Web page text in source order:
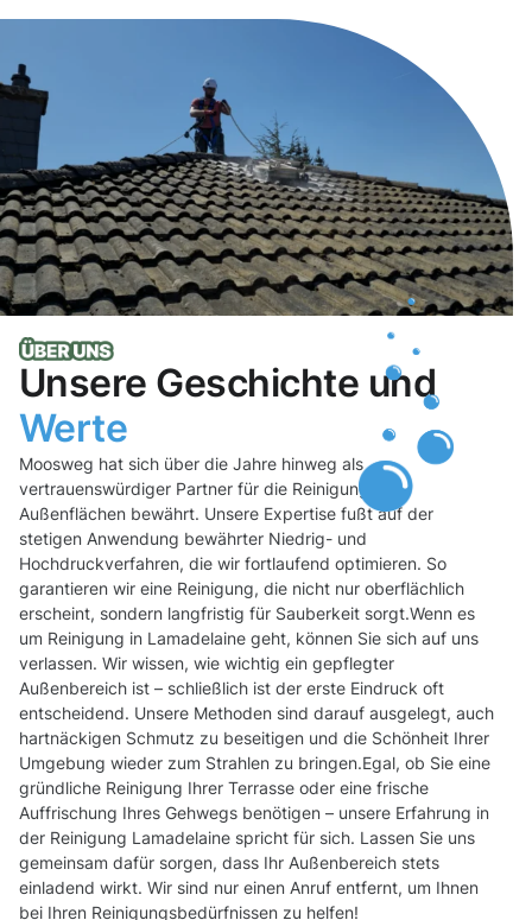
Unsere Geschichte und
Werte
Moosweg hat sich über die Jahre hinweg als
vertrauenswürdiger Partner für die Reinigung von
Außenflächen bewährt. Unsere Expertise fußt auf der
stetigen Anwendung bewährter Niedrig- und
Hochdruckverfahren, die wir fortlaufend optimieren. So
garantieren wir eine Reinigung, die nicht nur oberflächlich
erscheint, sondern langfristig für Sauberkeit sorgt.Wenn es
um Reinigung in Lamadelaine geht, können Sie sich auf uns
verlassen. Wir wissen, wie wichtig ein gepflegter
Außenbereich ist – schließlich ist der erste Eindruck oft
entscheidend. Unsere Methoden sind darauf ausgelegt, auch
hartnäckigen Schmutz zu beseitigen und die Schönheit Ihrer
Umgebung wieder zum Strahlen zu bringen.Egal, ob Sie eine
gründliche Reinigung Ihrer Terrasse oder eine frische
Auffrischung Ihres Gehwegs benötigen – unsere Erfahrung in
der Reinigung Lamadelaine spricht für sich. Lassen Sie uns
gemeinsam dafür sorgen, dass Ihr Außenbereich stets
einladend wirkt. Wir sind nur einen Anruf entfernt, um Ihnen
bei Ihren Reinigungsbedürfnissen zu helfen!